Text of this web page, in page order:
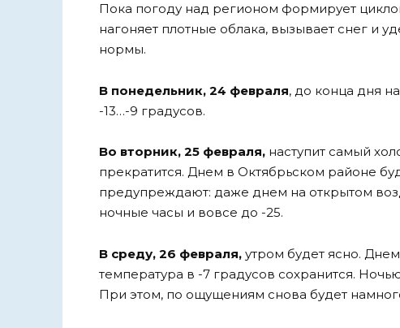
Пока погоду над регионом формирует
нагоняет плотные облака, вызывает снег и
нормы.
В понедельник, 24 февраля, до конца дня
-13…-9 градусов.
Во вторник, 25 февраля, наступит самый
прекратится. Днем в Октябрьском районе
предупреждают: даже днем на открытом
ночные часы и вовсе до -25.
В среду, 26 февраля, утром будет ясно.
температура в -7 градусов сохранится.
При этом, по ощущениям снова будет